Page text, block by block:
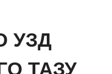
УЗД
ТАЗУ